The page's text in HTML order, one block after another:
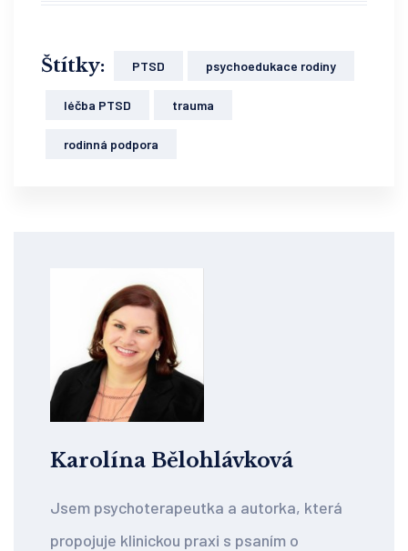
Štítky: PTSD psychoedukace rodiny
léčba PTSD trauma
rodinná podpora
Karolína Bělohlávková
Jsem psychoterapeutka a autorka, která
propojuje klinickou praxi s psaním o